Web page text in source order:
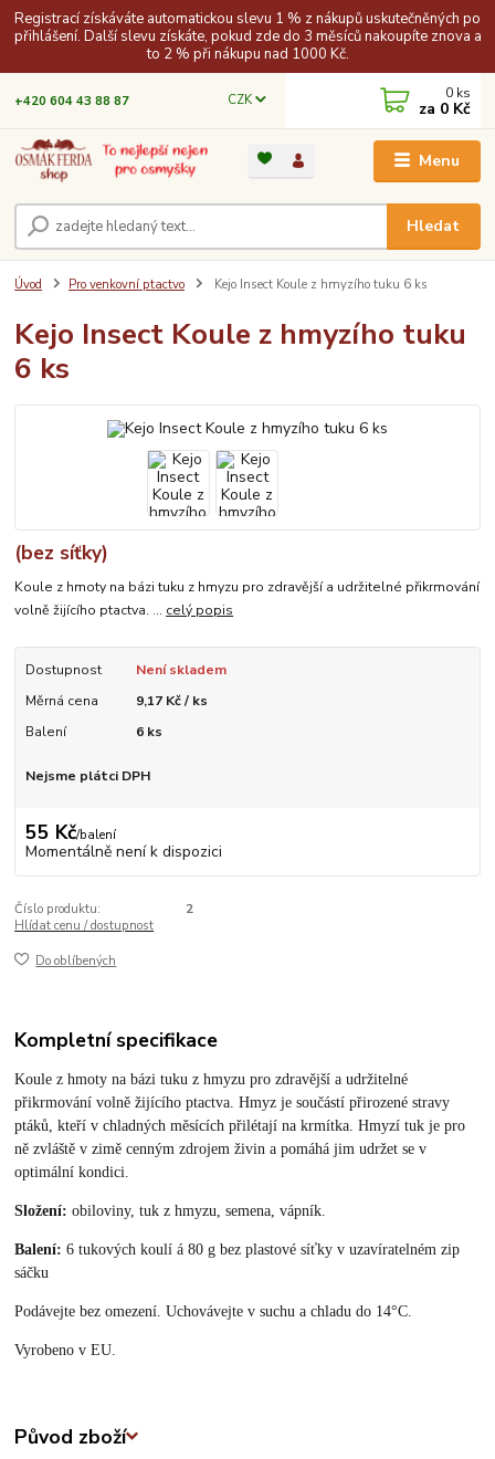
Registrací získáváte automatickou slevu 1 % z nákupů uskutečněných po
přihlášení. Další slevu získáte, pokud zde do 3 měsíců nakoupíte znova a
to 2 % při nákupu nad 1000 Kč.
Menu
CZK
Hledat
+420 604 43 88 87 0 ks
za 0 Kč
Úvod Pro venkovní ptactvo Kejo Insect Koule z hmyzího tuku 6 ks
Kejo Insect Koule z hmyzího tuku
6 ks
(bez síťky)
Koule z hmoty na bázi tuku z hmyzu pro zdravější a udržitelné přikrmování
volně žijícího ptactva. ... celý popis
Dostupnost
Není skladem
Měrná cena
9,17 Kč / ks
Balení
6 ks
Nejsme plátci DPH
55 Kč/balení
Momentálně není k dispozici
Číslo produktu:
2
Hlídat cenu / dostupnost
Do oblíbených
Kompletní specifikace
Koule z hmoty na bázi tuku z hmyzu pro zdravější a udržitelné
přikrmování volně žijícího ptactva. Hmyz je součástí přirozené stravy
ptáků, kteří v chladných měsících přilétají na krmítka. Hmyzí tuk je pro
ně zvláště v zimě cenným zdrojem živin a pomáhá jim udržet se v
optimální kondici.
Složení:obiloviny, tuk z hmyzu, semena, vápník.
Balení:6 tukových koulí á 80 g bez plastové síťky v uzavíratelném zip
sáčku
Podávejte bez omezení. Uchovávejte v suchu a chladu do 14°C.
Vyrobeno v EU.
Původ zboží